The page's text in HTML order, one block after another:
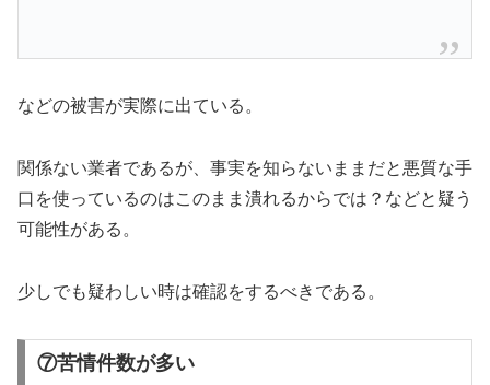
などの被害が実際に出ている。
関係ない業者であるが、事実を知らないままだと悪質な手
口を使っているのはこのまま潰れるからでは？などと疑う
可能性がある。
少しでも疑わしい時は確認をするべきである。
⑦苦情件数が多い